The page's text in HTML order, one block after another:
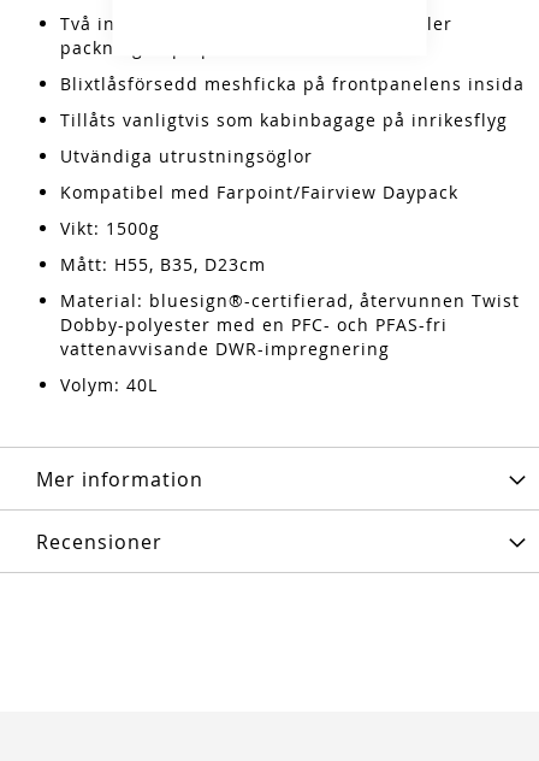
Två invändiga kompressionsremmar håller
packningen på plats
Blixtlåsförsedd meshficka på frontpanelens insida
Tillåts vanligtvis som kabinbagage på inrikesflyg
Utvändiga utrustningsöglor
Kompatibel med Farpoint/Fairview Daypack
Vikt: 1500g
Mått: H55, B35, D23cm
Material: bluesign®-certifierad, återvunnen Twist
Dobby-polyester med en PFC- och PFAS-fri
vattenavvisande DWR-impregnering
Volym: 40L
Mer information
Recensioner